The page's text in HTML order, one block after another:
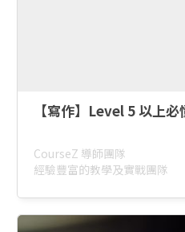
【寫作】Level 5 以上
CourseZ 導師團隊
經驗豐富的教學及實戰團隊